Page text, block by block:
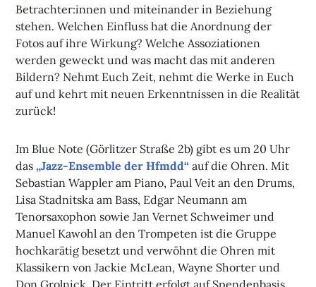
Betrachter:innen und miteinander in Beziehung
stehen. Welchen Einfluss hat die Anordnung der
Fotos auf ihre Wirkung? Welche Assoziationen
werden geweckt und was macht das mit anderen
Bildern? Nehmt Euch Zeit, nehmt die Werke in Euch
auf und kehrt mit neuen Erkenntnissen in die Realität
zurück!
Im Blue Note (Görlitzer Straße 2b) gibt es um 20 Uhr
das„Jazz-Ensemble der Hfmdd“ auf die Ohren. Mit
Sebastian Wappler am Piano, Paul Veit an den Drums,
Lisa Stadnitska am Bass, Edgar Neumann am
Tenorsaxophon sowie Jan Vernet Schweimer und
Manuel Kawohl an den Trompeten ist die Gruppe
hochkarätig besetzt und verwöhnt die Ohren mit
Klassikern von Jackie McLean, Wayne Shorter und
Don Grolnick. Der Eintritt erfolgt auf Spendenbasis,